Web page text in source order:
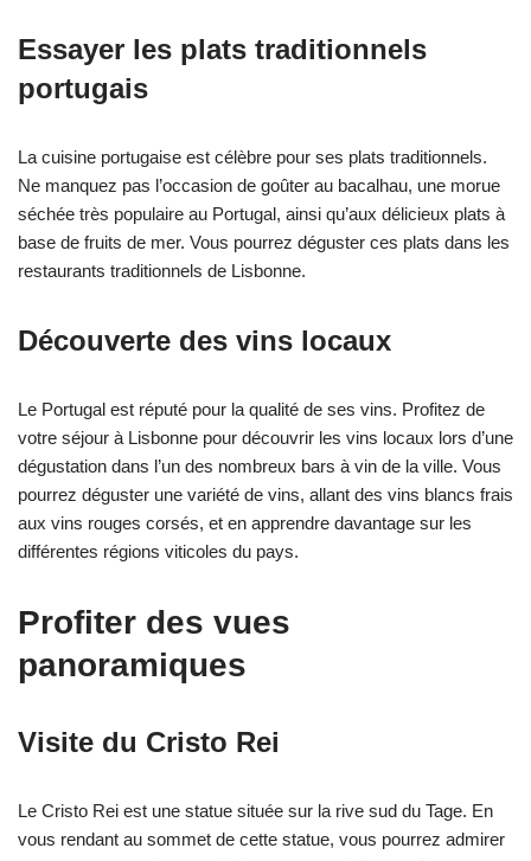
Essayer les plats traditionnels
portugais
La cuisine portugaise est célèbre pour ses plats traditionnels.
Ne manquez pas l’occasion de goûter au bacalhau, une morue
séchée très populaire au Portugal, ainsi qu’aux délicieux plats à
base de fruits de mer. Vous pourrez déguster ces plats dans les
restaurants traditionnels de Lisbonne.
Découverte des vins locaux
Le Portugal est réputé pour la qualité de ses vins. Profitez de
votre séjour à Lisbonne pour découvrir les vins locaux lors d’une
dégustation dans l’un des nombreux bars à vin de la ville. Vous
pourrez déguster une variété de vins, allant des vins blancs frais
aux vins rouges corsés, et en apprendre davantage sur les
différentes régions viticoles du pays.
Profiter des vues
panoramiques
Visite du Cristo Rei
Le Cristo Rei est une statue située sur la rive sud du Tage. En
vous rendant au sommet de cette statue, vous pourrez admirer